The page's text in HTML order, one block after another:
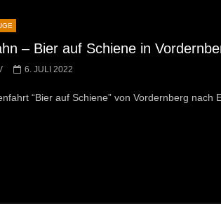
– Bier auf Schiene in
6. JULI 2022
“Bier auf Schiene” von Vordernberg